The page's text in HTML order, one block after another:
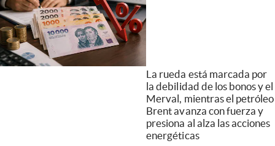
La rueda está marcada por
la debilidad de los bonos y el
Merval, mientras el petróleo
Brent avanza con fuerza y
presiona al alza las acciones
energéticas